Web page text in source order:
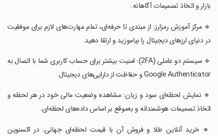
بازار و اتخاذ تصمیمات آگاهانه.
‏🔹 مرکز آموزش رمزارز: از مبتدی تا حرفه‌ای، تمام مهارت‌های لازم برای موفقیت
در دنیای ارزهای دیجیتال را بیاموزید و ارتقا دهید.
‏🔹 سیستم دو عاملی (2FA): امنیت بیشتر برای حساب کاربری شما با اتصال به
Google Authenticator و حفاظت از دارایی‌های دیجیتال.
‏🔹 نمایش لحظه‌ای سود و زیان: مشاهده وضعیت مالی خود در هر لحظه و
اتخاذ تصمیمات هوشمندانه و به‌موقع بر اساس داده‌های لحظه‌ای.
‏🔹 خرید آنلاین طلا و فروش آن با قیمت لحظه‌ای جهانی: در اکسنوین